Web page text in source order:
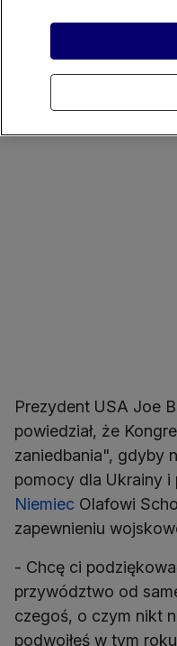
Białym Domu
Rozmowy polityków
dalszej pomocy dla
Prezydent USA Joe
powiedział, że
zaniedbania", gdyby
pomocy dla Ukrainy i
Niemiec Olafowi
zapewnieniu
- Chcę ci
przywództwo od
czegoś, o czym nikt
podwoiłeś w tym